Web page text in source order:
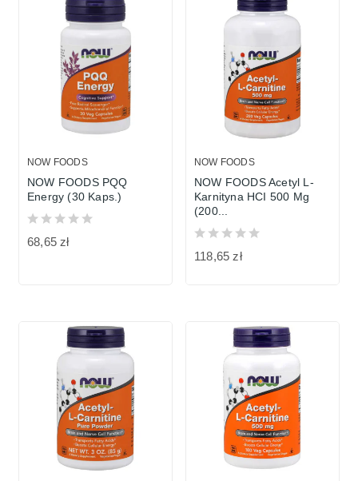
NOW FOODS
NOW FOODS PQQ
Energy (30 Kaps.)
68,65 zł
NOW FOODS
NOW FOODS Acetyl L-
Karnityna HCI 500 Mg
(200...
118,65 zł